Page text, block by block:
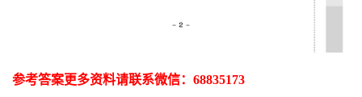
参考答案更多资料请联系微信： 68835173